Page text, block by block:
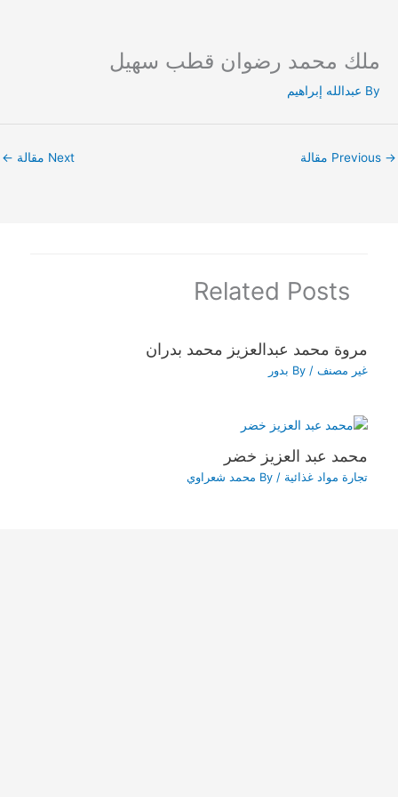
content
ملك محمد رضوان قطب سهيل
By عبدالله إبراهيم
→ Next مقالة ←
Related Posts
مروة محمد عبدالعزيز محمد بدران
غير مصنف / By بدور
محمد عبد العزيز خضر
تجارة مواد غذائية / By محمد شعراوي